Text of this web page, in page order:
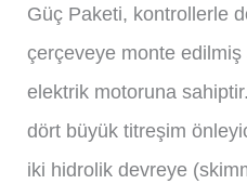
Güç Paketi, kontrollerle
çerçeveye monte edilmiş
elektrik motoruna
dört büyük titreşim
iki hidrolik devreye